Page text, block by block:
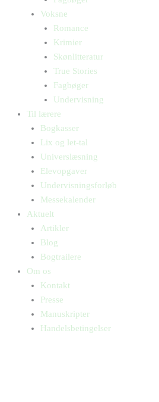
Voksne
Romance
Krimier
Skønlitteratur
True Stories
Fagbøger
Undervisning
Til lærere
Bogkasser
Lix og let-tal
Universlæsning
Elevopgaver
Undervisningsforløb
Messekalender
Aktuelt
Artikler
Blog
Bogtrailere
Om os
Kontakt
Presse
Manuskripter
Handelsbetingelser